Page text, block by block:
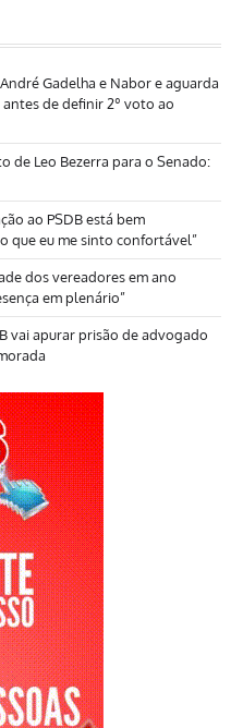
Gadelha e Nabor e aguarda
de definir 2º voto ao
de Leo Bezerra para o Senado:
ao PSDB está bem
que eu me sinto confortável”
dos vereadores em ano
em plenário”
vai apurar prisão de advogado